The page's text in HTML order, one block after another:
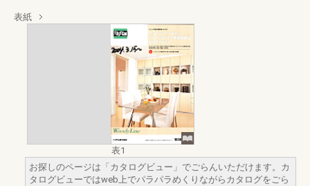
表紙
表1
お探しのページは「カタログビュー」でごらんいただけます。カ
タログビューではweb上でパラパラめくりながらカタログをごら